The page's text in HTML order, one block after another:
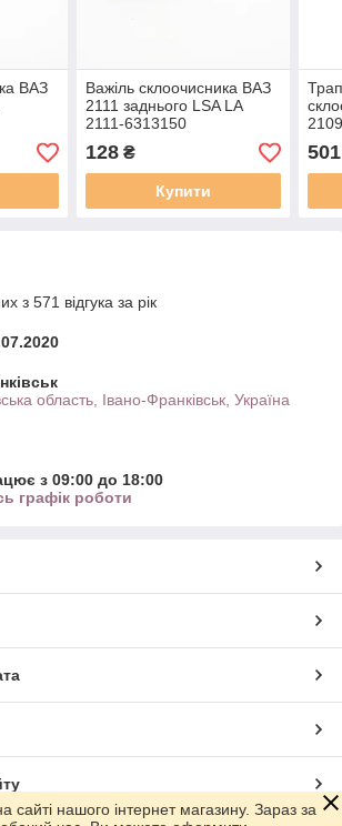
ВАЗ
Важіль склоочисника ВАЗ
2111 заднього LSA LA
2111-6313150
128₴
Купити
501
з 571 відгука за рік
область, Івано-Франківськ, Україна
з 09:00 до 18:00
графік роботи
сайті нашого інтернет магазину. Зараз за